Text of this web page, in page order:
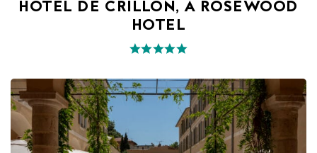
HÔTEL DE CRILLON, A ROSEWOOD
HOTEL